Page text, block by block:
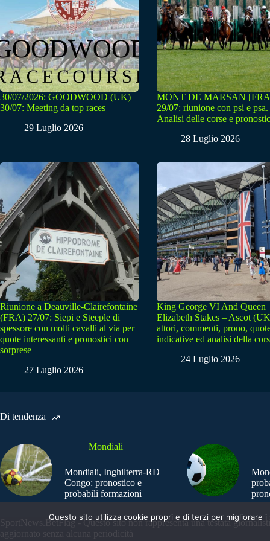
30/07/2026: GOODWOOD (UK)
30/07: Meeting da top races
29 Luglio 2026
MONT DE MARSAN
29/07: riunione con psi e psa.
Analisi delle corse e
28 Luglio 2026
Riunione a Deauville-Clairefontaine
(FRA) 27/07: Siepi e Steeple di
spessore con molti cavalli al via per
quote interessanti e pronostici con
sorprese
27 Luglio 2026
King George VI And Queen
Elizabeth Stakes – Ascot
attori, commenti, prono,
indicative ed analisi della
24 Luglio 2026
Di tendenza
Mondiali
Mondiali, Inghilterra-RD
Congo: pronostico e
probabili formazioni
SportNews.BetFlag - Questo sito non rappresenta una testata
aggiornato senza alcuna periodicità
Questo sito utilizza cookie propri e di terzi per migliorare